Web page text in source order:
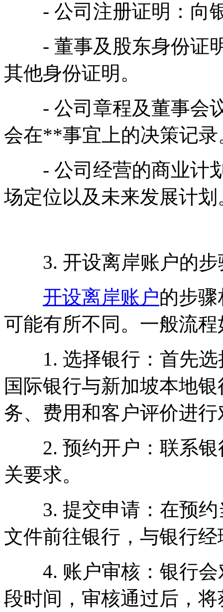
- 公司注册证明：向银
- 董事及股东身份证明
其他身份证明。
- 公司章程及董事会议
会在**事宜上的决策记录
- 公司经营的商业计划
场定位以及未来发展计划
3. 开设离岸账户的步
开设离岸账户的步
可能有所不同。一般流程
1. 选择银行：首先选
国际银行与新加坡本地
务、费用和客户评价进行
2. 预约开户：联系银
关要求。
3. 提交申请：在预约
文件前往银行，与银行
4. 账户审核：银行会
段时间，审核通过后，